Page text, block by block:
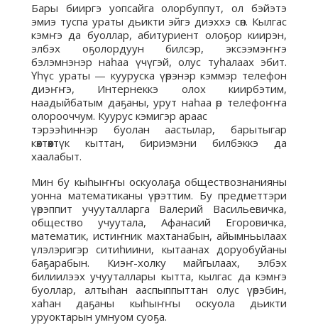
Бары бииргэ уопсайга олорбуппут, ол бэйэтэ
эмиэ туспа ураты дьикти эйгэ диэххэ сөп. Кылгас
кэмҥэ да буоллар, абитуриент олоҕор киирэн,
элбэх оҕолордуун билсэр, эксээмэҥҥэ
бэлэмнэнэр наһаа үчүгэй, олус туһалаах эбит.
Үһүс ураты — кууруска үөрэнэр кэммэр телефон
диэҥҥэ, Интернеккэ олох киирбэтим,
наадыйбатым даҕаны, урут наһаа өр телефоҥҥа
олорооччум. Куурус кэмигэр араас
тэрээһиннэр буолан аастылар, барытыгар
көхтөөхтүк кыттан, бириэмэни билбэккэ да
хаалабыт.
Мин бу кыһыҥҥы оскуолаҕа обществознанияны
уонна математиканы үөрэттим. Бу предметтэри
үөрэппит учууталларга Валерий Васильевичка,
общество учуутала, Афанасий Егоровичка,
математик, истиҥник махтанабын, айымньылаах
үлэлэригэр ситиһиини, кытаанах доруобуйаны
баҕарабын. Киэҥ-холку майгылаах, элбэх
билиилээх учууталлары кытта, кылгас да кэмҥэ
буоллар, алтыһан ааспыппыттан олус үөрэбин,
хаһан даҕаны кыһыҥҥы оскуола дьикти
уруоктарын умнуом суоҕа.